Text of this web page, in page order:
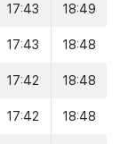
17:43 18:49
17:43 18:48
17:42 18:48
17:42 18:48